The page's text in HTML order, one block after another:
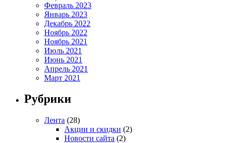
Февраль 2023
Январь 2023
Декабрь 2022
Ноябрь 2022
Ноябрь 2021
Июль 2021
Июнь 2021
Апрель 2021
Март 2021
Рубрики
Лента (28)
Акции и скидки (2)
Новости сайта (2)